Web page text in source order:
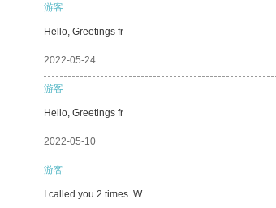
游客
Hello, Greetings fr
2022-05-24
游客
Hello, Greetings fr
2022-05-10
游客
I called you 2 times. W